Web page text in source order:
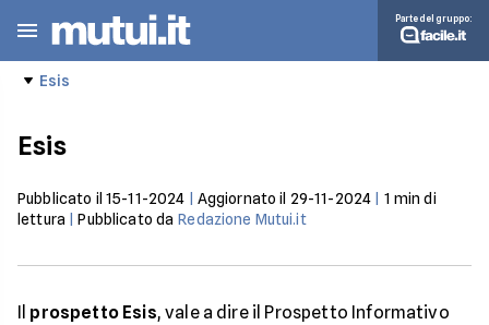
Parte del gruppo:
Esis
Esis
Pubblicato il 15-11-2024 Aggiornato il 29-11-2024 1 min di
lettura |Pubblicato da Redazione Mutui.it
Il prospetto Esis, vale a dire il Prospetto Informativo